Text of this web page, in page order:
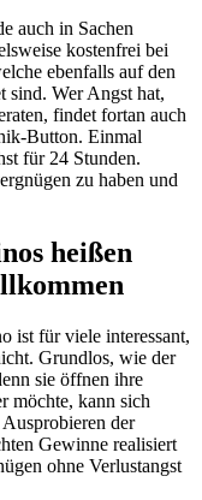
auch in Sachen
kostenfrei bei
ebenfalls auf den
sind. Wer Angst hat,
findet fortan auch
Button. Einmal
für 24 Stunden.
zu haben und
heißen
ist für viele interessant,
Grundlos, wie der
sie öffnen ihre
möchte, kann sich
der
Gewinne realisiert
ohne Verlustangst